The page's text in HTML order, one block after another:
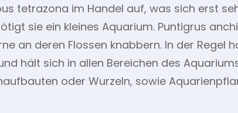
tetrazona im Handel auf, was sich erst
sie ein kleines Aquarium. Puntigrus
an deren Flossen knabbern. In der Regel
hält sich in allen Bereichen des
oder Wurzeln, sowie